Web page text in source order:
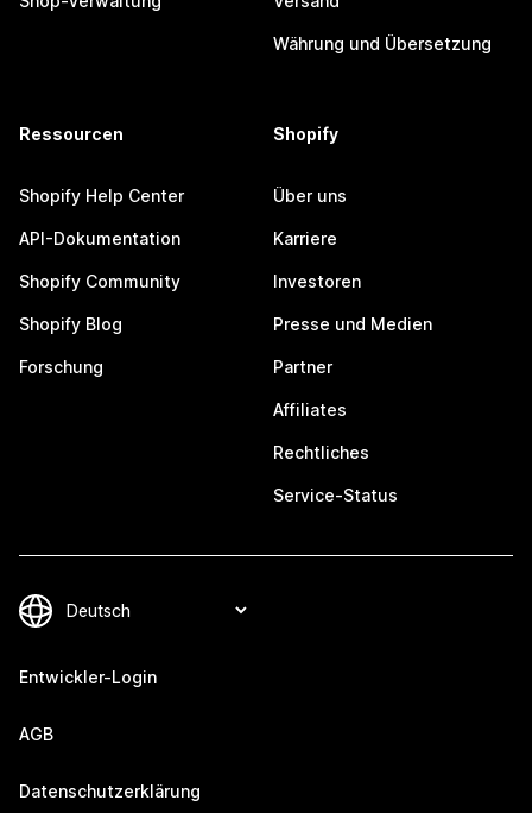
Währung und Übersetzung
Ressourcen
Shopify Help Center
API-Dokumentation
Shopify Community
Shopify Blog
Forschung
Shopify
Über uns
Karriere
Investoren
Presse und Medien
Partner
Affiliates
Rechtliches
Service-Status
Entwickler-Login
AGB
Datenschutzerklärung